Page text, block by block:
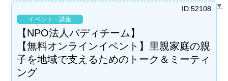
Select Language ▼
イベント・講座
【NPO法人バディチーム】
【無料オンラインイベント】里親家庭の親
子を地域で支えるためのトーク＆ミーティ
ング
ID:52108